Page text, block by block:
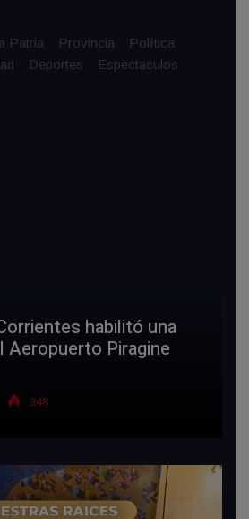
Patria Provincia
Política
Deportes
Espectaculos
habilitó una
Aeropuerto Piragine
348